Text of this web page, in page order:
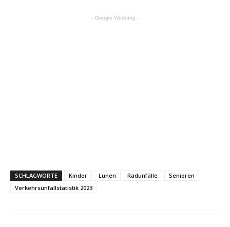
- Google Werbung -
SCHLAGWORTE Kinder Lünen Radunfälle
Senioren
Verkehrsunfallstatistik 2023